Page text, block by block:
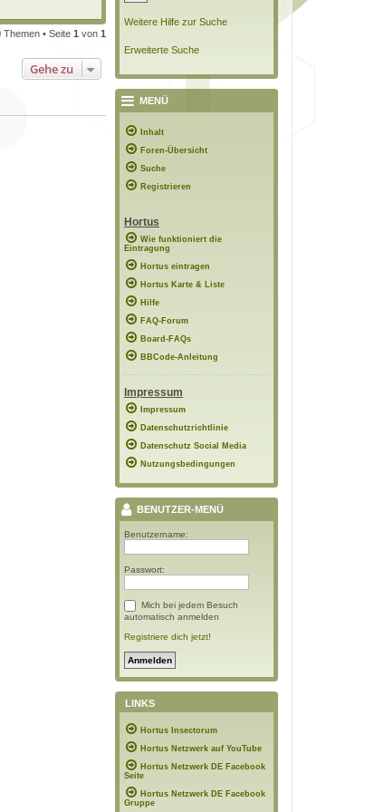
Themen • Seite 1 von 1
Gehe zu
Weitere Hilfe zur Suche
Erweiterte Suche
MENÜ
Inhalt
Foren-Übersicht
Suche
Registrieren
Hortus
Wie funktioniert die
Eintragung
Hortus eintragen
Hortus Karte & Liste
Hilfe
FAQ-Forum
Board-FAQs
BBCode-Anleitung
Impressum
Impressum
Datenschutzrichtlinie
Datenschutz Social Media
Nutzungsbedingungen
BENUTZER-MENÜ
Benutzername:
Passwort:
Mich bei jedem Besuch
automatisch anmelden
Registriere dich jetzt!
LINKS
Hortus Insectorum
Hortus Netzwerk auf YouTube
Hortus Netzwerk DE Facebook
Seite
Hortus Netzwerk DE Facebook
Gruppe